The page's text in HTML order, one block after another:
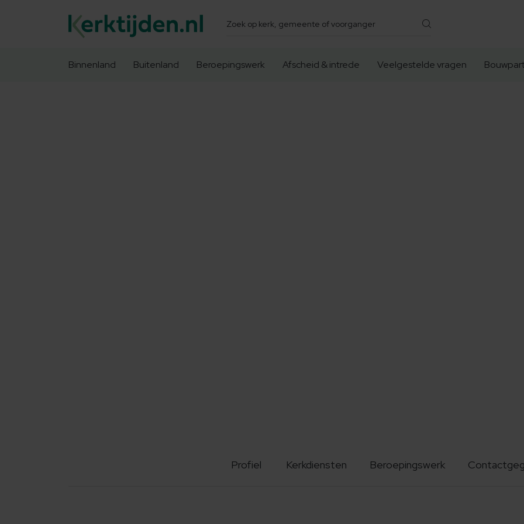
Zoeken
Binnenland Buitenland Beroepingswerk Afscheid & intrede Veelgestelde vragen
Profiel Kerkdiensten Beroepingswerk